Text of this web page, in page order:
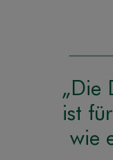
„Die
ist
wie